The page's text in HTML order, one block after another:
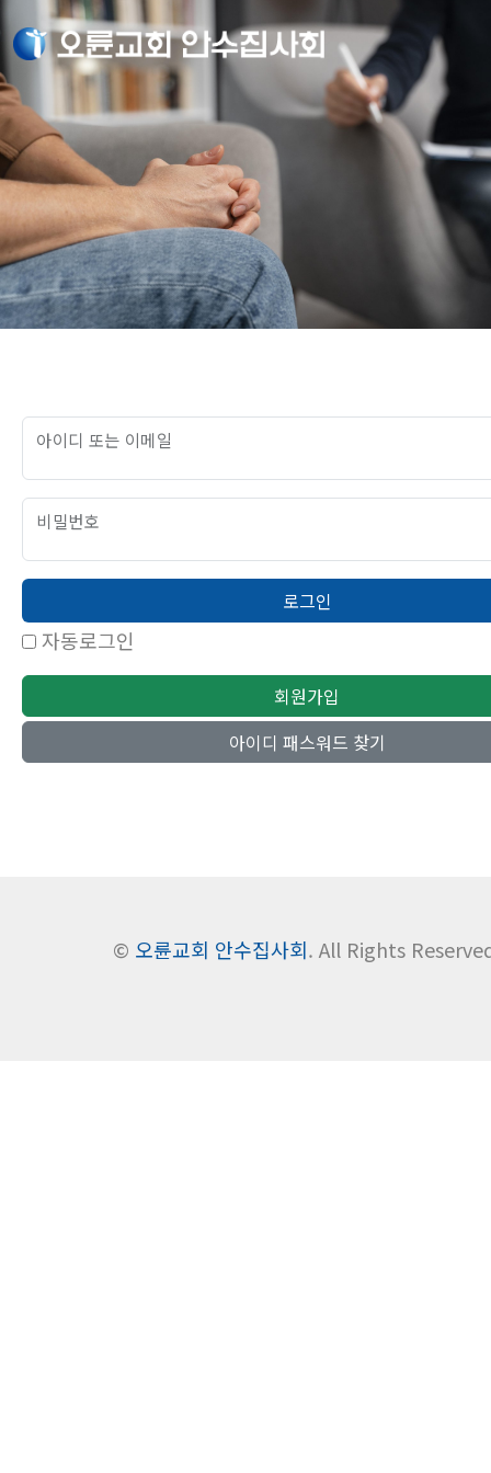
아이디 또는 이메일
비밀번호
로그인
자동로그인
회원가입
아이디 패스워드 찾기
© 오륜교회 안수집사회. All Rights